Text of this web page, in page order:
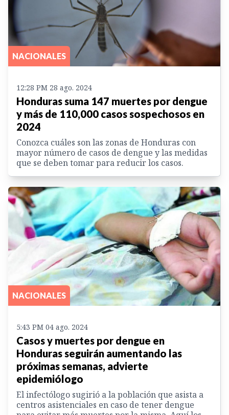
NACIONALES
12:28 PM 28 ago. 2024
Honduras suma 147 muertes por dengue
y más de 110,000 casos sospechosos en
2024
Conozca cuáles son las zonas de Honduras con
mayor número de casos de dengue y las medidas
que se deben tomar para reducir los casos.
NACIONALES
5:43 PM 04 ago. 2024
Casos y muertes por dengue en
Honduras seguirán aumentando las
próximas semanas, advierte
epidemiólogo
El infectólogo sugirió a la población que asista a
centros asistenciales en caso de tener dengue